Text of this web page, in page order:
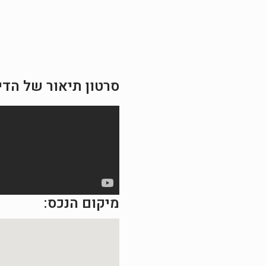
סרטון תיאור של
מיקום הנכס: